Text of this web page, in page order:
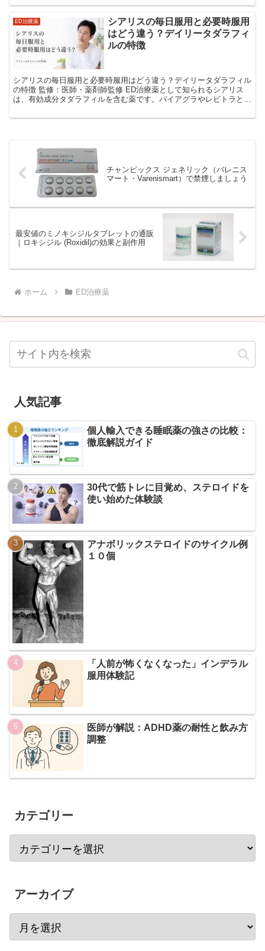
ED治療薬
シアリスの毎日服用と必要時服用
はどう違う？デイリータダラフィ
ルの特徴
シアリスの毎日服用と必要時服用はどう違う？デイリータダラフィル
の特徴 監修：医師・薬剤師監修 ED治療薬として知られるシアリス
は、有効成分タダラフィルを含む薬です。バイアグラやレビトラと同
チャンピックス ジェネリック（バレニス
マート・Varenismart）で禁煙しましょう
最安値のミノキシジルタブレットの通販
｜ロキシジル (Roxidil)の効果と副作用
ホーム ED治療薬
人気記事
個人輸入できる睡眠薬の強さの比較：
徹底解説ガイド
30代で筋トレに目覚め、ステロイドを
使い始めた体験談
アナボリックステロイドのサイクル例
１０個
「人前が怖くなくなった」インデラル
服用体験記
医師が解説：ADHD薬の耐性と飲み方
調整
カテゴリー
アーカイブ